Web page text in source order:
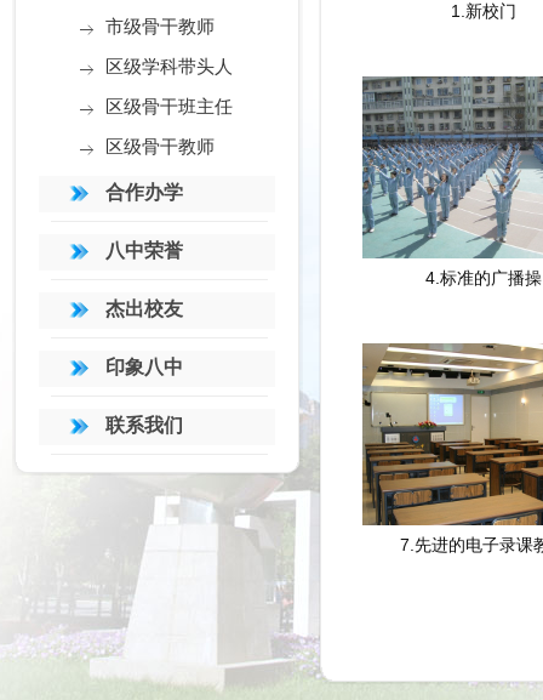
市级骨干教师
区级学科带头人
区级骨干班主任
区级骨干教师
合作办学
八中荣誉
杰出校友
印象八中
联系我们
1.新校门
4.标准的广播操
7.先进的电子录课